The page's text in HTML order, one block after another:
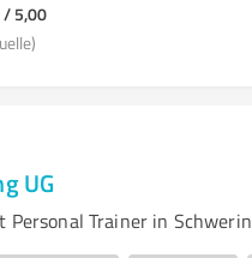
/ 5,00
UG
Personal Trainer in